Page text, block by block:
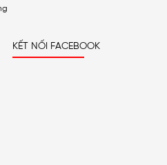
KẾT NỐI FACEBOOK